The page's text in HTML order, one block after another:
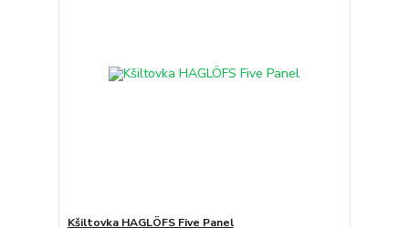
Kšiltovka HAGLÖFS Five Panel